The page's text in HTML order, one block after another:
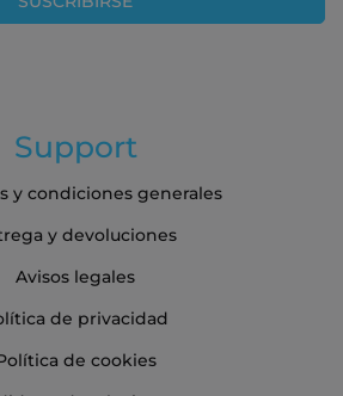
Support
y condiciones generales
y devoluciones
Avisos legales
de privacidad
de cookies